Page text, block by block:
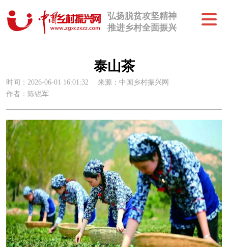
弘扬脱贫攻坚精神
推进乡村全面振兴
泰山茶
时间：2026-06-01 16:01:32
来源：中国乡村振兴网
作者：陈锐军